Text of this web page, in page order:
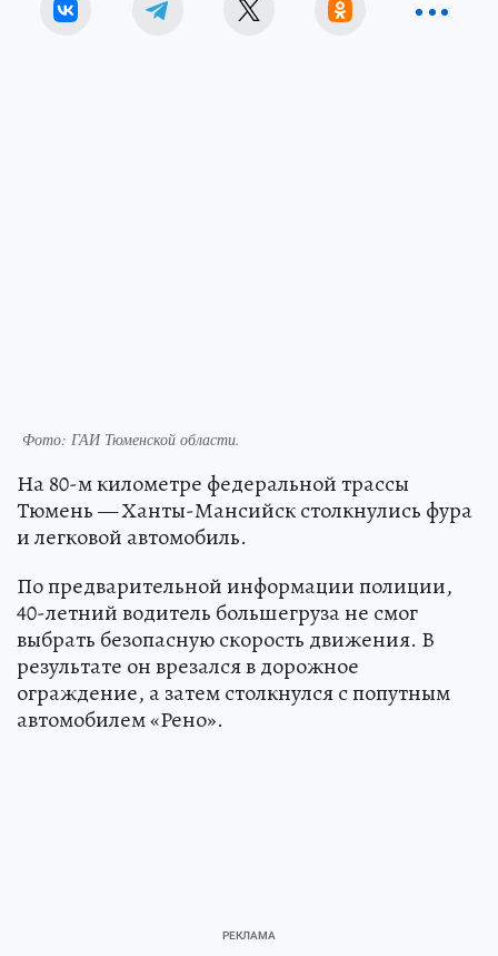
Фото: ГАИ Тюменской области.
На 80-м километре федеральной трассы
Тюмень — Ханты-Мансийск столкнулись фура
и легковой автомобиль.
По предварительной информации полиции,
40-летний водитель большегруза не смог
выбрать безопасную скорость движения. В
результате он врезался в дорожное
ограждение, а затем столкнулся с попутным
автомобилем «Рено».